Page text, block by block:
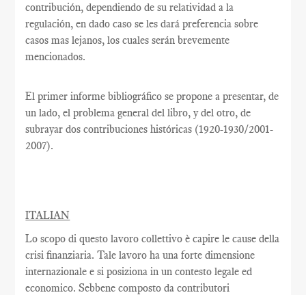
contribución, dependiendo de su relatividad a la
regulación, en dado caso se les dará preferencia sobre
casos mas lejanos, los cuales serán brevemente
mencionados.
El primer informe bibliográfico se propone a presentar, de
un lado, el problema general del libro, y del otro, de
subrayar dos contribuciones históricas (1920-1930/2001-
2007).
ITALIAN
Lo scopo di questo lavoro collettivo è capire le cause della
crisi finanziaria. Tale lavoro ha una forte dimensione
internazionale e si posiziona in un contesto legale ed
economico. Sebbene composto da contributori